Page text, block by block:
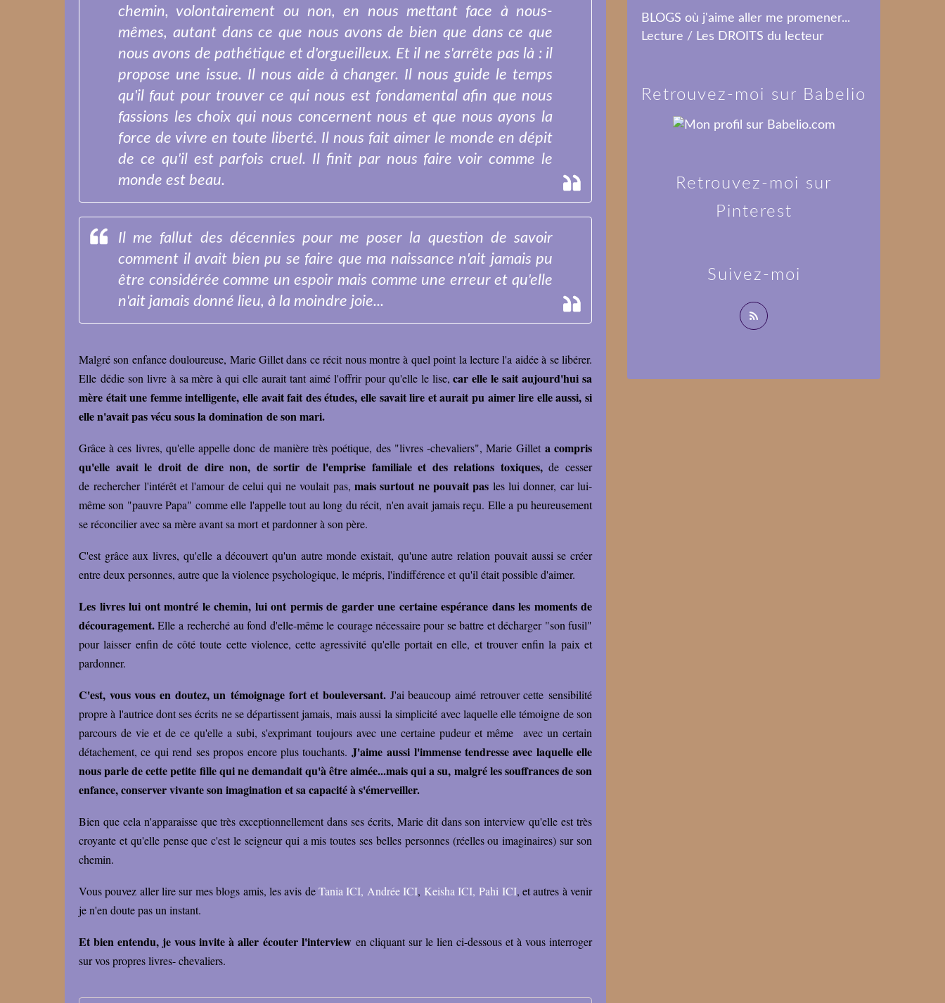
chemin, volontairement ou non, en nous mettant face à nous-
mêmes, autant dans ce que nous avons de bien que dans ce que
nous avons de pathétique et d'orgueilleux. Et il ne s'arrête pas là : il
propose une issue. Il nous aide à changer. Il nous guide le temps
qu'il faut pour trouver ce qui nous est fondamental afin que nous
fassions les choix qui nous concernent nous et que nous ayons la
force de vivre en toute liberté. Il nous fait aimer le monde en dépit
de ce qu'il est parfois cruel. Il finit par nous faire voir comme le
monde est beau.
Il me fallut des décennies pour me poser la question de savoir
comment il avait bien pu se faire que ma naissance n'ait jamais pu
être considérée comme un espoir mais comme une erreur et qu'elle
n'ait jamais donné lieu, à la moindre joie...
Malgré son enfance douloureuse, Marie Gillet dans ce récit nous montre à quel point la lecture l'a aidée à se libérer.
Elle dédie son livre à sa mère à qui elle aurait tant aimé l'offrir pour qu'elle le lise,car elle le sait aujourd'hui sa
mère était une femme intelligente, elle avait fait des études, elle savait lire et aurait pu aimer lire elle aussi, si
elle n'avait pas vécu sous la domination de son mari.
Grâce à ces livres, qu'elle appelle donc de manière très poétique, des "livres -chevaliers", Marie Gilleta compris
qu'elle avait le droit de dire non, de sortir de l'emprise familiale et des relations toxiques,de cesser
de rechercher l'intérêt et l'amour de celui qui ne voulait pas, mais surtout ne pouvait pas les lui donner, car lui-
même son "pauvre Papa" comme elle l'appelle tout au long du récit, n'en avait jamais reçu. Elle a pu heureusement
se réconcilier avec sa mère avant sa mort et pardonner à son père.
C'est grâce aux livres, qu'elle a découvert qu'un autre monde existait, qu'une autre relation pouvait aussi se créer
entre deux personnes, autre que la violence psychologique, le mépris, l'indifférence et qu'il était possible d'aimer.
Les livres lui ont montré le chemin, lui ont permis de garder une certaine espérance dans les moments de
découragement.Elle a recherché au fond d'elle-même le courage nécessaire pour se battre et décharger "son fusil"
pour laisser enfin de côté toute cette violence, cette agressivité qu'elle portait en elle, et trouver enfin la paix et
pardonner.
C'est, vous vous en doutez, un témoignage fort et bouleversant. J'ai beaucoup aimé retrouver cette sensibilité
propre à l'autrice dont ses écrits ne se départissent jamais, mais aussi la simplicité avec laquelle elle témoigne de son
parcours de vie et de ce qu'elle a subi, s'exprimant toujours avec une certaine pudeur et même avec un certain
détachement, ce qui rend ses propos encore plus touchants.J'aime aussi l'immense tendresse avec laquelle elle
nous parle de cette petite fille qui ne demandait qu'à être aimée...mais qui a su, malgré les souffrances de son
enfance, conserver vivante son imagination et sa capacité à s'émerveiller.
Bien que cela n'apparaisse que très exceptionnellement dans ses écrits, Marie dit dans son interview qu'elle est très
croyante et qu'elle pense que c'est le seigneur qui a mis toutes ses belles personnes (réelles ou imaginaires) sur son
chemin.
Vous pouvez aller lire sur mes blogs amis, les avis deTania ICI, Andrée ICI, Keisha ICI, Pahi ICI, et autres à venir
je n'en doute pas un instant.
Et bien entendu, je vous invite à aller écouter l'interview en cliquant sur le lien ci-dessous et à vous interroger
sur vos propres livres- chevaliers.
BLOGS où j'aime aller me promener...
Lecture / Les DROITS du lecteur
Suivez-moi
Retrouvez-moi sur Babelio
Retrouvez-moi sur
Pinterest